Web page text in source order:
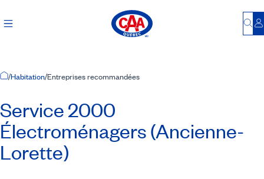
Accueil
/Habitation/Entreprises recommandées
Service 2000
Électroménagers (Ancienne-
Lorette)